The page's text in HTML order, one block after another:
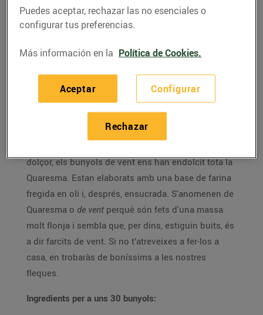
Bunyols de vent
dolçor, els bunyols de vent ens han endolcit tota la
Quaresma. Estan elaborats amb una base de farina
fregida en oli i, després, ensucrada. S'anomenen de
Quaresma o de vent perquè són fets d'una massa
molt flonja i sembla que, per dins, estiguin buits, és
a dir farcits de vent. Si no t’atreveixes a fer-los a
casa, en trobaràs de boníssims a les nostres
fleques.
Ingredients per a uns 30 bunyols:
Puedes aceptar, rechazar las no esenciales o
configurar tus preferencias.
Más información en la Política de Cookies.
Configurar
Rechazar
Aceptar